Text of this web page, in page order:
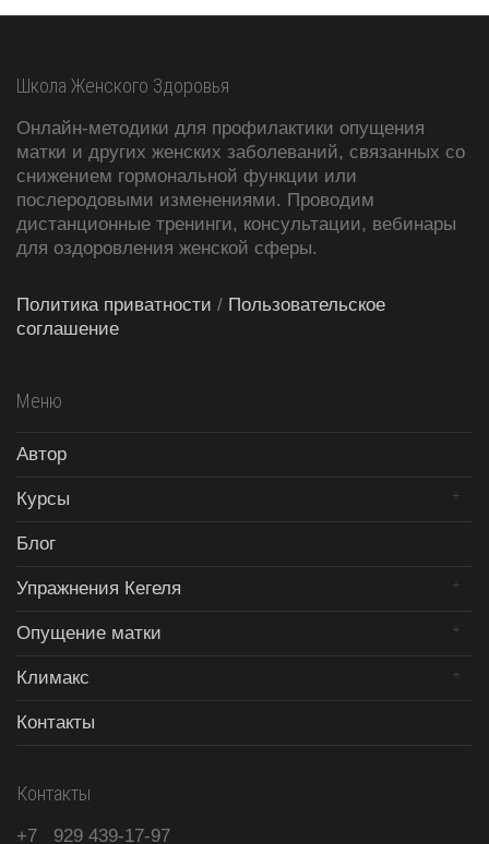
Школа Женского Здоровья
Онлайн-методики для профилактики опущения
матки и других женских заболеваний, связанных со
снижением гормональной функции или
послеродовыми изменениями. Проводим
дистанционные тренинги, консультации, вебинары
для оздоровления женской сферы.
Политика приватности / Пользовательское
соглашение
Меню
Автор
Курсы
Блог
Упражнения Кегеля
Опущение матки
Климакс
Контакты
Контакты
+7 929 439-17-97